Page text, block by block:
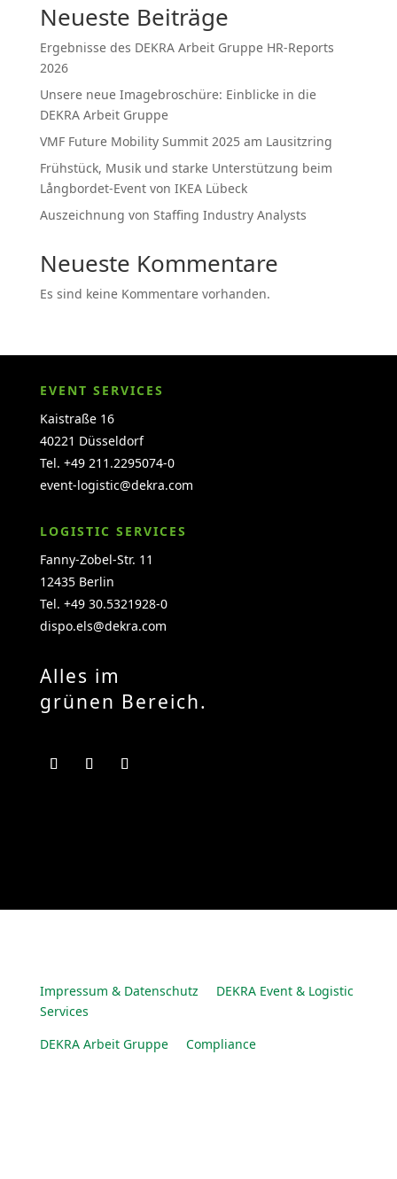
Neueste Beiträge
Ergeb­nisse des DEKRA Arbeit Gruppe HR-Reports
2026
Unsere neue Image­bro­schüre: Einblicke in die
DEKRA Arbeit Gruppe
VMF Future Mobility Summit 2025 am Lausitzring
Frühstück, Musik und starke Unter­stützung beim
Långbordet-Event von IKEA Lübeck
Auszeichnung von Staffing Industry Analysts
Neueste Kommentare
Es sind keine Kommentare vorhanden.
EVENT SERVICES
Kaistraße 16
40221 Düsseldorf
Tel. +49 211.2295074-0
event-logistic@dekra.com
LOGISTIC SERVICES
Fanny-Zobel-Str. 11
12435 Berlin
Tel. +49 30.5321928-0
dispo.els@dekra.com
Alles im
grünen Bereich.
Impressum & Datenschutz
DEKRA Event & Logistic
Services
DEKRA Arbeit Gruppe
Compliance